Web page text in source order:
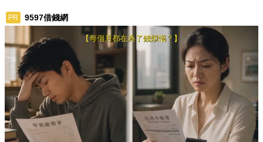
PR 9597借錢網